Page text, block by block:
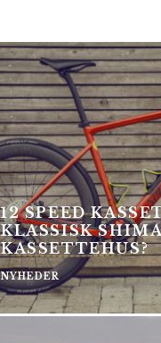
12 SPEED
KLASSISK
KASSETTEHUS?
NYHEDER